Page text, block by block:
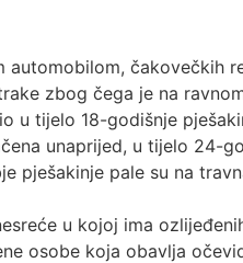
čakovečkih
zbog čega je na
u tijelo 18-godišnje
unaprijed, u tijelo 24-
pješakinje pale su na
u kojoj ima
osobe koja obavlja